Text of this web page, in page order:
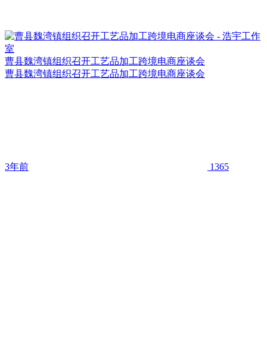
曹县魏湾镇组织召开工艺品加工跨境电商座谈会
曹县魏湾镇组织召开工艺品加工跨境电商座谈会
3年前 1365